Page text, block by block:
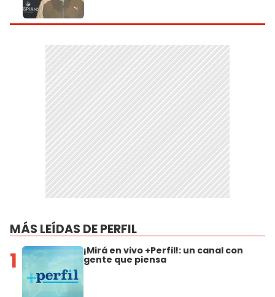
MÁS LEÍDAS DE PERFIL
1 ¡Mirá en vivo +Perfil!: un canal con
gente que piensa